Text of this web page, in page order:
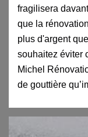
fragilisera
que la
plus d'argent
souhaitez éviter
Michel
de gouttière